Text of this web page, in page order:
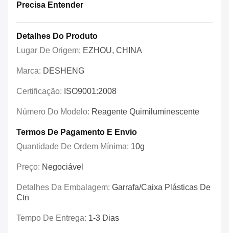
Precisa Entender
Detalhes Do Produto
Lugar De Origem: EZHOU, CHINA
Marca: DESHENG
Certificação: ISO9001:2008
Número Do Modelo: Reagente Quimiluminescente
Termos De Pagamento E Envio
Quantidade De Ordem Mínima: 10g
Preço: Negociável
Detalhes Da Embalagem: Garrafa/caixa Plásticas De
Ctn
Tempo De Entrega: 1-3 Dias